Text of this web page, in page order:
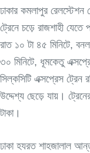
ঢাকার কমলাপুর
ট্রেনে চড়ে রাজশাহী যেতে
রাত ১০ টা ৪৫ মিনিটে,
৩০ মিনিটে, ধূমকেতু
সিল্কসিটি এক্সপ্রেস ট্রেন
উদ্দেশ্য ছেড়ে যায়।
টাকা।
ঢাকা হযরত শাহজালাল